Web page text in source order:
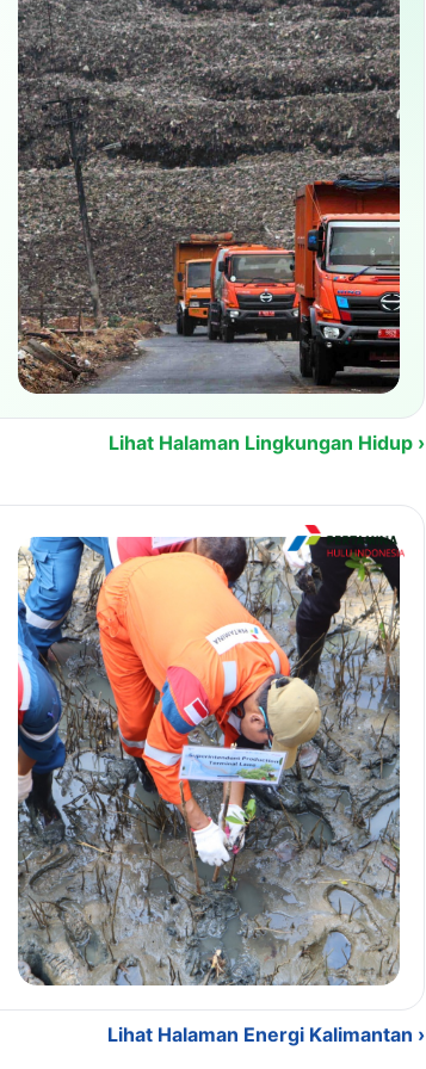
Lihat Halaman Lingkungan Hidup ›
Lihat Halaman Energi Kalimantan ›